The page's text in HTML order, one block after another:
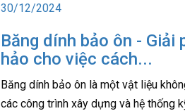
30/12/2024
Băng dính bảo ôn - Giải
hảo cho việc cách...
Băng dính bảo ôn là một vật liệu
các công trình xây dựng và hệ thống